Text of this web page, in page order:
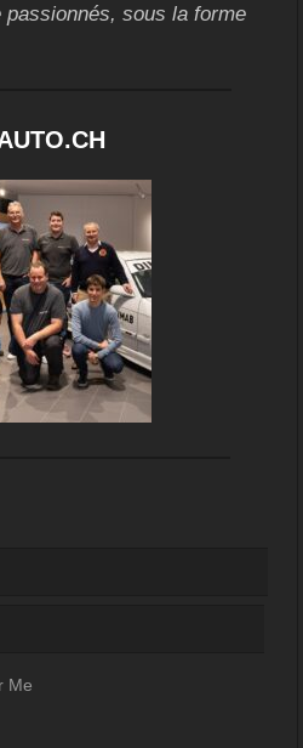
passionnés, sous la forme
Me